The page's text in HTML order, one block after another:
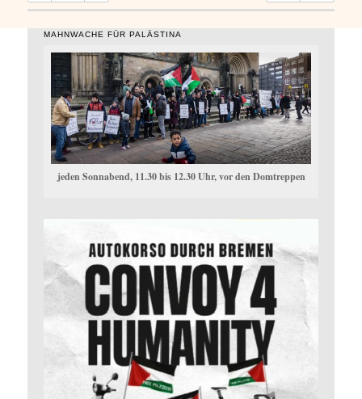
MAHNWACHE FÜR PALÄSTINA
jeden Sonnabend, 11.30 bis 12.30 Uhr, vor den Domtreppen